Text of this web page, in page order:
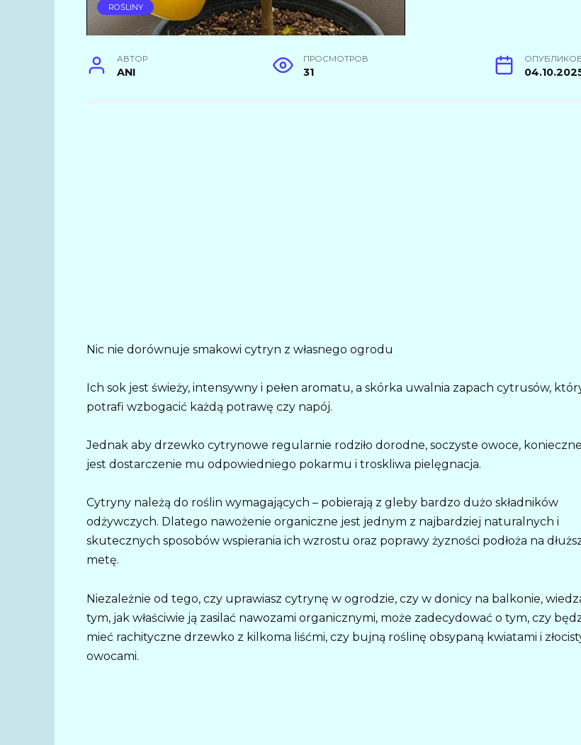
ROŚLINY
АВТОР
ANI
ПРОСМОТРОВ
31
Nic nie dorównuje smakowi cytryn z własnego ogrodu
Ich sok jest świeży, intensywny i pełen aromatu, a skórka uwalnia zapach cytrusów,
potrafi wzbogacić każdą potrawę czy napój.
Jednak aby drzewko cytrynowe regularnie rodziło dorodne, soczyste owoce, konieczne
jest dostarczenie mu odpowiedniego pokarmu i troskliwa pielęgnacja.
Cytryny należą do roślin wymagających – pobierają z gleby bardzo dużo składników
odżywczych. Dlatego nawożenie organiczne jest jednym z najbardziej naturalnych i
skutecznych sposobów wspierania ich wzrostu oraz poprawy żyzności podłoża na
metę.
Niezależnie od tego, czy uprawiasz cytrynę w ogrodzie, czy w donicy na balkonie,
tym, jak właściwie ją zasilać nawozami organicznymi, może zadecydować o tym, czy
mieć rachityczne drzewko z kilkoma liśćmi, czy bujną roślinę obsypaną kwiatami i
owocami.